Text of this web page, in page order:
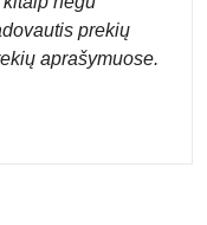
prekių
aprašymuose.